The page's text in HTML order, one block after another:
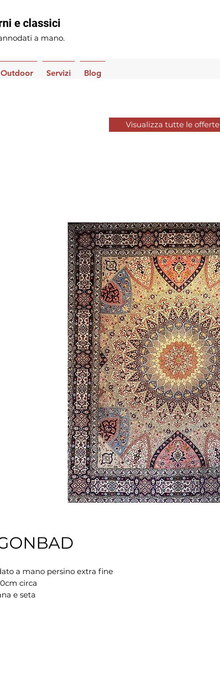
e classici
a mano.
Outdoor Servizi Blog
Visualizza tutte le offerte
a mano persino extra fine
circa
e seta